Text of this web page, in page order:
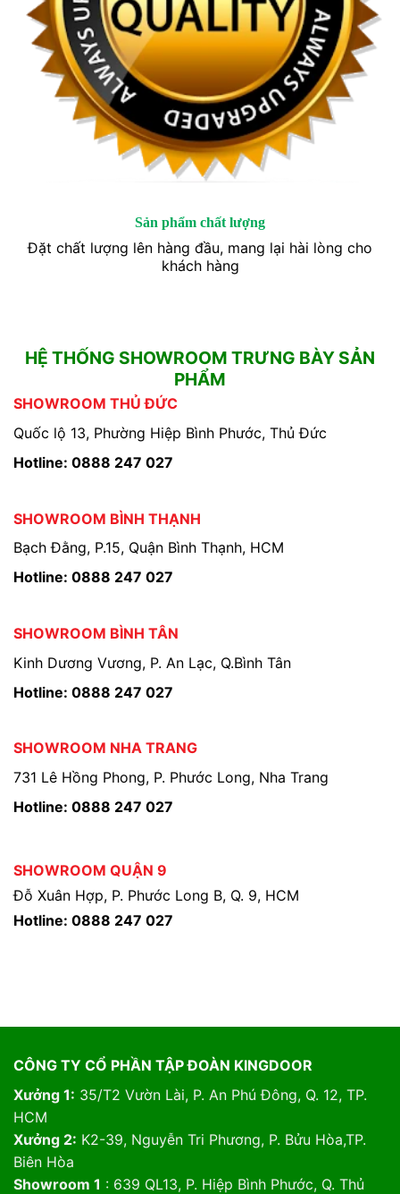
Sản phẩm chất lượng
Đặt chất lượng lên hàng đầu, mang lại hài lòng cho
khách hàng
HỆ THỐNG SHOWROOM TRƯNG BÀY SẢN
PHẨM
SHOWROOM THỦ ĐỨC
Quốc lộ 13, Phường Hiệp Bình Phước, Thủ Đức
Hotline: 0888 247 027
SHOWROOM BÌNH THẠNH
Bạch Đằng, P.15, Quận Bình Thạnh, HCM
Hotline: 0888 247 027
SHOWROOM BÌNH TÂN
Kinh Dương Vương, P. An Lạc, Q.Bình Tân
Hotline: 0888 247 027
SHOWROOM NHA TRANG
731 Lê Hồng Phong, P. Phước Long, Nha Trang
Hotline: 0888 247 027
SHOWROOM QUẬN 9
Đỗ Xuân Hợp, P. Phước Long B, Q. 9, HCM
Hotline: 0888 247 027
CÔNG TY CỔ PHẦN TẬP ĐOÀN KINGDOOR
Xưởng 1: 35/T2 Vườn Lài, P. An Phú Đông, Q. 12, TP.
HCM
Xưởng 2: K2-39, Nguyễn Tri Phương, P. Bửu Hòa,TP.
Biên Hòa
Showroom 1 : 639 QL13, P. Hiệp Bình Phước, Q. Thủ